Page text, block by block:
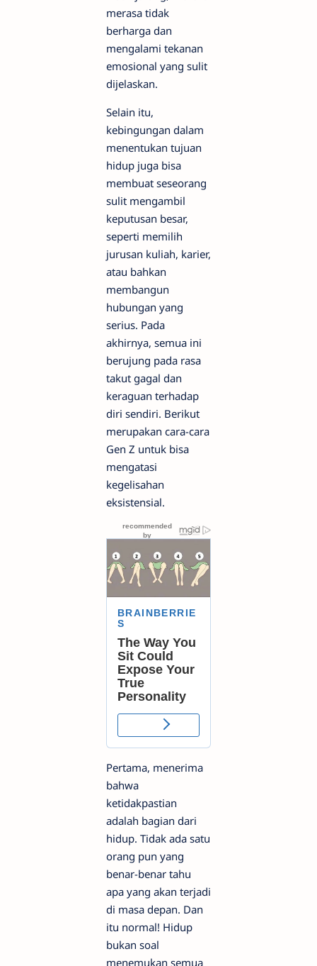
merasa tidak
berharga dan
mengalami tekanan
emosional yang sulit
dijelaskan.
Selain itu,
kebingungan dalam
menentukan tujuan
hidup juga bisa
membuat seseorang
sulit mengambil
keputusan besar,
seperti memilih
jurusan kuliah, karier,
atau bahkan
membangun
hubungan yang
serius. Pada
akhirnya, semua ini
berujung pada rasa
takut gagal dan
keraguan terhadap
diri sendiri. Berikut
merupakan cara-cara
Gen Z untuk bisa
mengatasi
kegelisahan
eksistensial.
Pertama, menerima
bahwa
ketidakpastian
adalah bagian dari
hidup. Tidak ada satu
orang pun yang
benar-benar tahu
apa yang akan terjadi
di masa depan. Dan
itu normal! Hidup
bukan soal
menemukan semua